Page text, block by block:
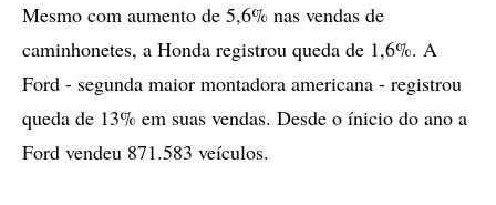
Mesmo com aumento de 5,6% nas vendas de
caminhonetes, a Honda registrou queda de 1,6%. A
Ford - segunda maior montadora americana - registrou
queda de 13% em suas vendas. Desde o ínicio do ano a
Ford vendeu 871.583 veículos.